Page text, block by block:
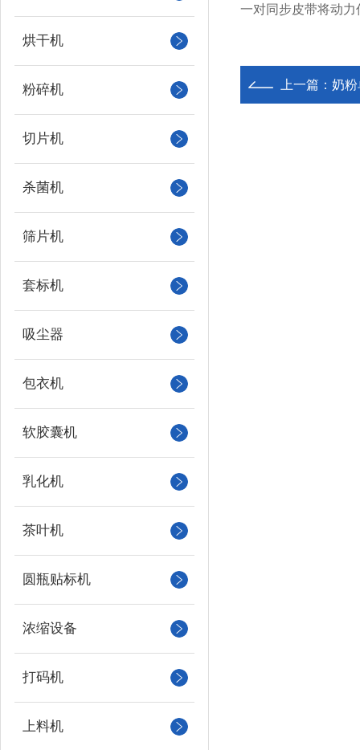
烘干机
粉碎机
切片机
杀菌机
筛片机
套标机
吸尘器
包衣机
软胶囊机
乳化机
茶叶机
圆瓶贴标机
浓缩设备
打码机
上料机
一对同步皮带将动
上一篇： 奶